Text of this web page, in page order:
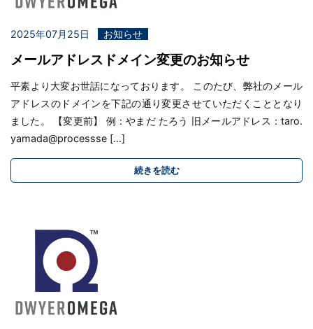
2025年07月25日 お知らせ
メールアドレスドメイン変更のお知らせ
平素より大変お世話になっております。 このたび、弊社のメール
アドレスのドメインを下記の通り変更させていただくこととなり
ました。 【変更前】 例：やまだ たろう 旧メールアドレス：taro.
yamada@processse […]
続きを読む